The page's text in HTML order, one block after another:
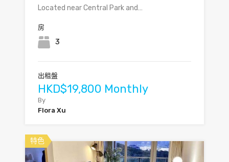
Located near Central Park and…
房
3
出租盤
HKD$19,800 Monthly
By
Flora Xu
特色